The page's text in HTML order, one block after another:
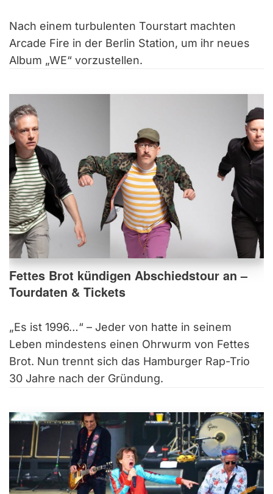
Nach einem turbulenten Tourstart machten
Arcade Fire in der Berlin Station, um ihr neues
Album „WE“ vorzustellen.
Fettes Brot kündigen Abschiedstour an –
Tourdaten & Tickets
„Es ist 1996…“ – Jeder von hatte in seinem
Leben mindestens einen Ohrwurm von Fettes
Brot. Nun trennt sich das Hamburger Rap-Trio
30 Jahre nach der Gründung.